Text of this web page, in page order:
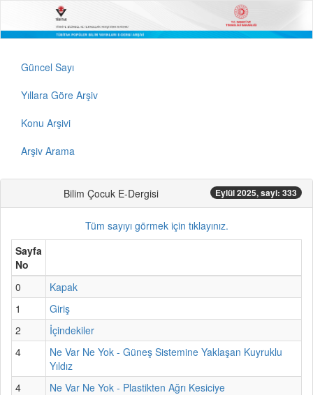
Güncel Sayı
Yıllara Göre Arşiv
Konu Arşivi
Arşiv Arama
Bilim Çocuk E-Dergisi Eylül 2025, sayi: 333
Tüm sayıyı görmek için tıklayınız.
Sayfa
No
0
Kapak
1
Giriş
2
İçindekiler
4
Ne Var Ne Yok - Güneş Sistemine Yaklaşan Kuyruklu
Yıldız
4
Ne Var Ne Yok - Plastikten Ağrı Kesiciye